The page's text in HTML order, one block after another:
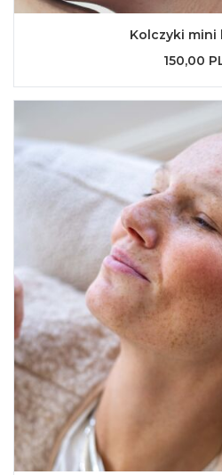
Kolczyki mini
150,00